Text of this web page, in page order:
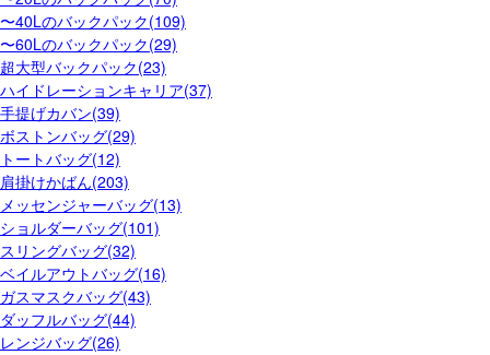
〜40Lのバックパック(109)
〜60Lのバックパック(29)
超大型バックパック(23)
ハイドレーションキャリア(37)
手提げカバン(39)
ボストンバッグ(29)
トートバッグ(12)
肩掛けかばん(203)
メッセンジャーバッグ(13)
ショルダーバッグ(101)
スリングバッグ(32)
ベイルアウトバッグ(16)
ガスマスクバッグ(43)
ダッフルバッグ(44)
レンジバッグ(26)